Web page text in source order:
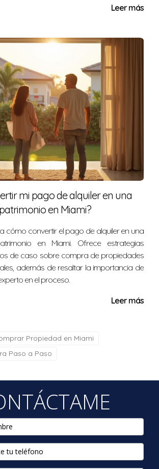
mercado inmobiliario en Miami. Si
o deseas iniciar tu viaje hacia la
no dudes en ponerte en contacto
Gomez. Estoy aquí para ayudarte a
informadas y efectivas.
Leer más
mi pago de alquiler en una
en Miami?
cómo convertir el pago de alquiler en una
en Miami. Ofrece estrategias
de caso sobre compra de propiedades
además de resaltar la importancia de
en el proceso.
Leer más
Propiedad en Miami
Paso a Paso